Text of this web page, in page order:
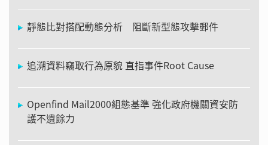
靜態比對搭配動態分析 阻斷新型態攻擊郵件
追溯資料竊取行為原貌 直指事件Root Cause
Openfind Mail2000組態基準 強化政府機關資安防
護不遺餘力